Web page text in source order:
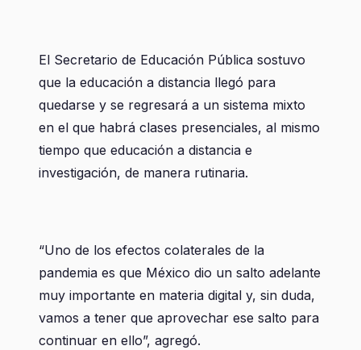
El Secretario de Educación Pública sostuvo
que la educación a distancia llegó para
quedarse y se regresará a un sistema mixto
en el que habrá clases presenciales, al mismo
tiempo que educación a distancia e
investigación, de manera rutinaria.
“Uno de los efectos colaterales de la
pandemia es que México dio un salto adelante
muy importante en materia digital y, sin duda,
vamos a tener que aprovechar ese salto para
continuar en ello”, agregó.